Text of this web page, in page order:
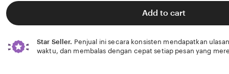
Add to cart
Star Seller. Penjual ini secara konsisten mendapatkan
waktu, dan membalas dengan cepat setiap pesan yang